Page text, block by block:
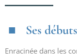
Ses
Enracinée dans les